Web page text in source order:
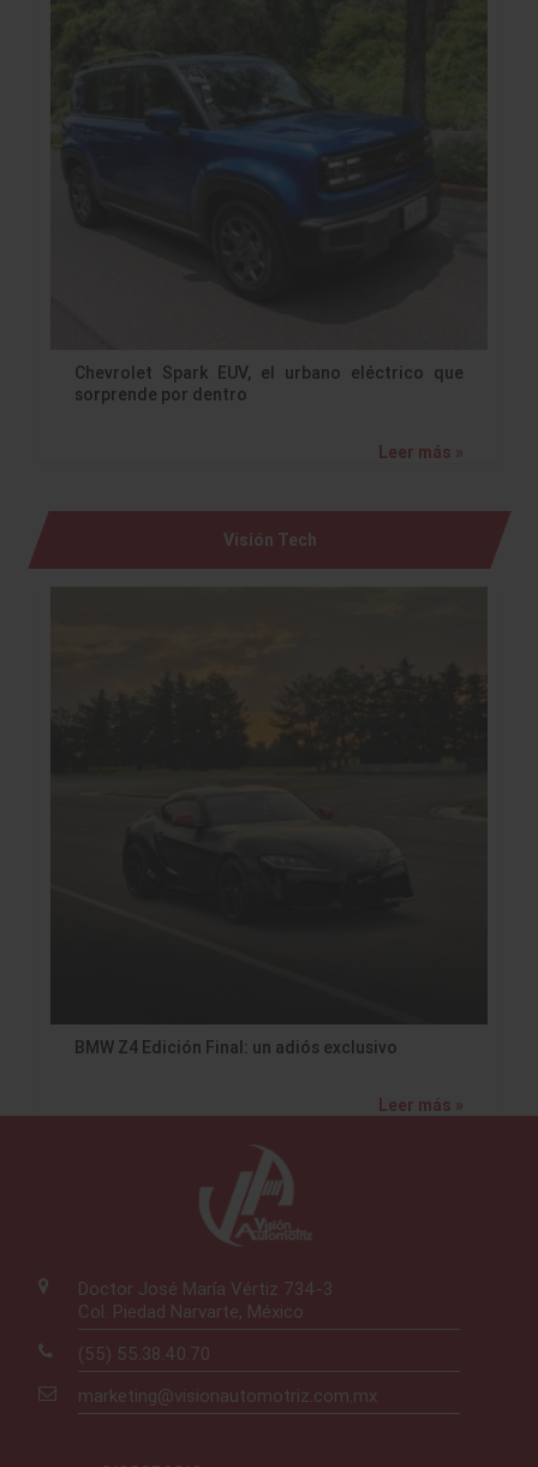
Chevrolet Spark EUV, el urbano eléctrico que
sorprende por dentro
Leer más »
Visión Tech
BMW Z4 Edición Final: un adiós exclusivo
Leer más »
Doctor José María Vértiz 734-3
Col. Piedad Narvarte, México
(55) 55.38.40.70
marketing@visionautomotriz.com.mx